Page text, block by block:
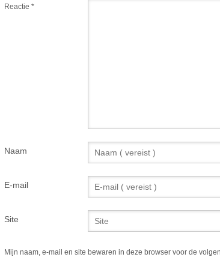
Reactie *
Naam
E-mail
Site
Mijn naam, e-mail en site bewaren in deze browser voor de